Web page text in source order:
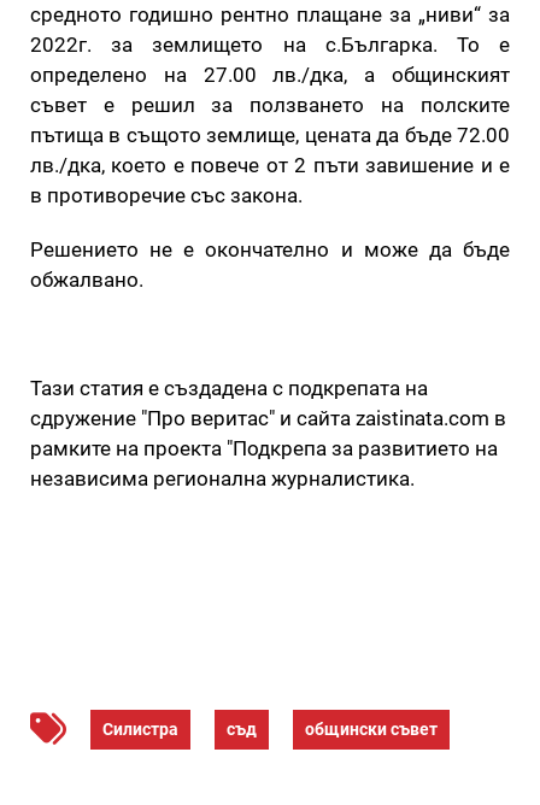
средното годишно рентно плащане за „ниви“ за
2022г. за землището на с.Българка. То е
определено на 27.00 лв./дка, а общинският
съвет е решил за ползването на полските
пътища в същото землище, цената да бъде 72.00
лв./дка, което е повече от 2 пъти завишение и е
в противоречие със закона.
Решението не е окончателно и може да бъде
обжалвано.
Тази статия е създадена с подкрепата на
сдружение "Про веритас" и сайта zaistinata.com в
рамките на проекта "Подкрепа за развитието на
независима регионална журналистика.
Силистра съд общински съвет